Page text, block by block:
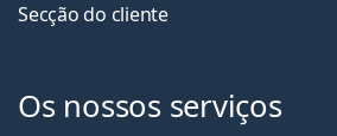
Secção do cliente
Os nossos serviços